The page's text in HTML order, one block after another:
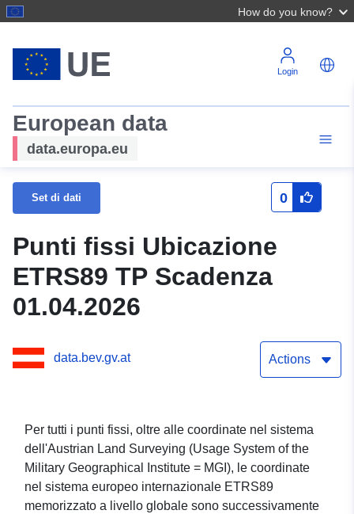
How do you know?
Login
European data
data.europa.eu
Set di dati 0
Punti fissi Ubicazione
ETRS89 TP Scadenza
01.04.2026
data.bev.gv.at Actions
Per tutti i punti fissi, oltre alle coordinate nel sistema
dell'Austrian Land Surveying (Usage System of the
Military Geographical Institute = MGI), le coordinate
nel sistema europeo internazionale ETRS89
memorizzato a livello globale sono successivamente